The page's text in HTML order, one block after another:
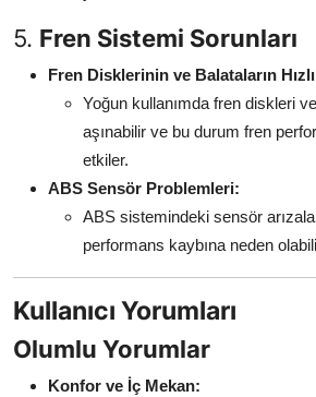
5. Fren Sistemi Sorunları
Fren Disklerinin ve Balataların Hızlı
Yoğun kullanımda fren diskleri
aşınabilir ve bu durum fren
etkiler.
ABS Sensör Problemleri:
ABS sistemindeki sensör
performans kaybına neden
Kullanıcı Yorumları
Olumlu Yorumlar
Konfor ve İç Mekan: